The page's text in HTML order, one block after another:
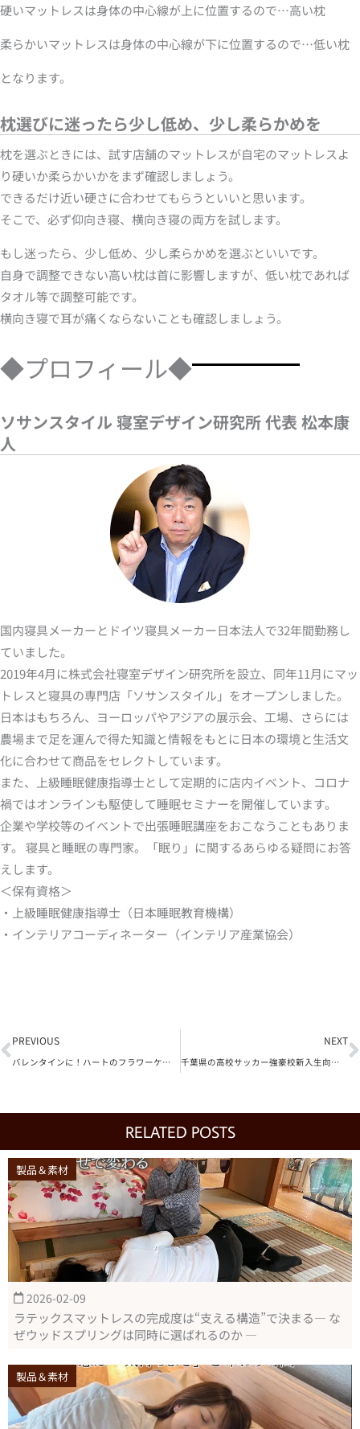
硬いマットレスは身体の中心線が上に位置するので…高い枕
柔らかいマットレスは身体の中心線が下に位置するので…低い枕
となります。
枕選びに迷ったら少し低め、少し柔らかめを
枕を選ぶときには、試す店舗のマットレスが自宅のマットレスよ
り硬いか柔らかいかをまず確認しましょう。
できるだけ近い硬さに合わせてもらうといいと思います。
そこで、必ず仰向き寝、横向き寝の両方を試します。
もし迷ったら、少し低め、少し柔らかめを選ぶといいです。
自身で調整できない高い枕は首に影響しますが、低い枕であれば
タオル等で調整可能です。
横向き寝で耳が痛くならないことも確認しましょう。
◆プロフィール◆
ソサンスタイル 寝室デザイン研究所 代表 松本康
人
国内寝具メーカーとドイツ寝具メーカー日本法人で32年間勤務し
ていました。
2019年4月に株式会社寝室デザイン研究所を設立、同年11月にマッ
トレスと寝具の専門店「ソサンスタイル」をオープンしました。
日本はもちろん、ヨーロッパやアジアの展示会、工場、さらには
農場まで足を運んで得た知識と情報をもとに日本の環境と生活文
化に合わせて商品をセレクトしています。
また、上級睡眠健康指導士として定期的に店内イベント、コロナ
禍ではオンラインも駆使して睡眠セミナーを開催しています。
企業や学校等のイベントで出張睡眠講座をおこなうこともありま
す。 寝具と睡眠の専門家。「眠り」に関するあらゆる疑問にお答
えします。
＜保有資格＞
・上級睡眠健康指導士（日本睡眠教育機構）
・インテリアコーディネーター（インテリア産業協会）
PREVIOUS
バレンタインに！ハートのフラワーケーキ【フラワーアレンジメント講座】
NEXT
千葉県の高校サッカー強豪校新入生向け寝具セット
RELATED POSTS
製品＆素材
2026-02-09
ラテックスマットレスの完成度は“支える構造”で決まる― な
ぜウッドスプリングは同時に選ばれるのか ―
製品＆素材